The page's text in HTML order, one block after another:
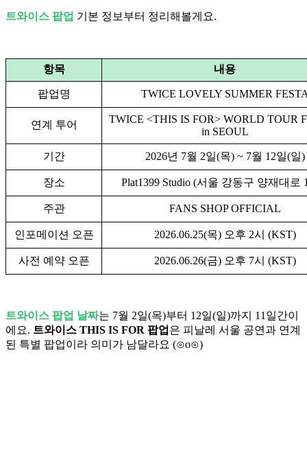
트와이스 팝업 기본 정보부터 정리해볼게요.
항목 내용
팝업명 TWICE LOVELY SUMMER
연계 투어
TWICE <THIS IS FOR> WORLD TOUR
in SEOUL
기간 2026년 7월 2일(목) ~ 7월 12일(일)
장소 Plat1399 Studio (서울 강동구 양재대로
주관 FANS SHOP OFFICIAL
인포메이션 오픈 2026.06.25(목) 오후 2시 (KST)
사전 예약 오픈 2026.06.26(금) 오후 7시 (KST)
트와이스 팝업 날짜는 7월 2일(목)부터 12일(일)까지 11일간이
에요. 트와이스 THIS IS FOR 팝업 은 피날레 서울 공연과 연계
된 특별 팝업이라 의미가 남달라요 (⊙o⊙)